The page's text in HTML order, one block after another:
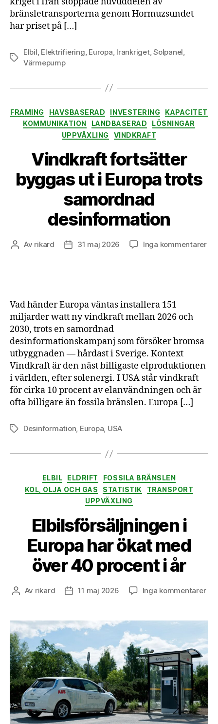
bränsletransporterna genom Hormuzsundet
har priset på […]
Etiketter
Elbil, Elektrifiering, Europa, Irankriget,Solpanel,
Värmepump
Kategorier
FRAMING HAVSBASERAD INVESTERING
KAPACITET
KOMMUNIKATION
LANDBASERAD
LÖSNINGAR
UPPVÄXLING
VINDKRAFT
Vindkraft fortsätter
byggas ut i Europa trots
samordnad
desinformation
Inläggsförfattare
Av rikard Inläggsdatum
31 maj 2026 Inga kommentarertill
Vad händer Europa väntas installera 151
miljarder watt ny vindkraft mellan 2026 och
2030, trots en samordnad
desinformationskampanj som försöker bromsa
utbyggnaden — hårdast i Sverige. Kontext
Vindkraft är den näst billigaste elproduktionen
i världen, efter solenergi. I USA står vindkraft
för cirka 10 procent av elanvändningen och är
ofta billigare än fossila bränslen. Europa […]
EtiketterDesinformation, Europa, USA
Kategorier
ELBIL ELDRIFT
FOSSILA BRÄNSLEN
KOL, OLJA OCH GAS
STATISTIK
TRANSPORT
UPPVÄXLING
Elbilsförsäljningen i
Europa har ökat med
över 40 procent i år
Inläggsförfattare
Av rikard Inläggsdatum
11 maj 2026 Inga kommentarertill
40
i
år